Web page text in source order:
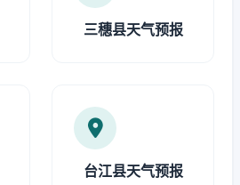
三穗县天气预报
台江县天气预报